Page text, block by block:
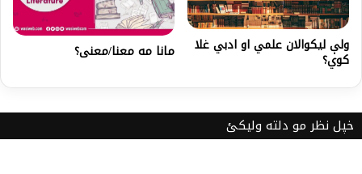
ولې ليکوالان علمي او ادبي غلا
کوي؟ مانا مه معنا/معنی؟
خپل نظر مو دلته ولیکئ